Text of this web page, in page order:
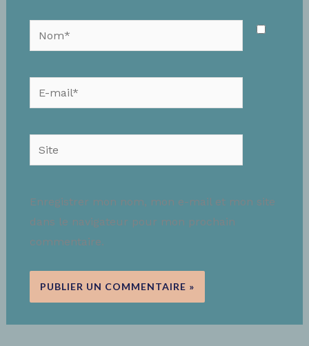
Nom*
E-
mail*
Site
Enregistrer mon nom, mon e-mail et mon site
dans le navigateur pour mon prochain
commentaire.